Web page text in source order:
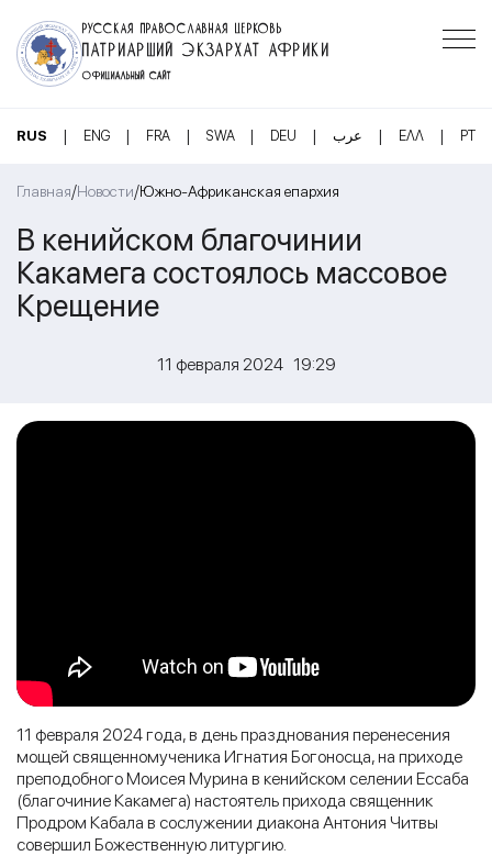
РУССКАЯ ПРАВОСЛАВНАЯ ЦЕРКОВЬ
ПАТРИАРШИЙ ЭКЗАРХАТ АФРИКИ
ОФИЦИАЛЬНЫЙ САЙТ
RUS | ENG | FRA | SWA | DEU | عرب | ΕΛΛ | PT
Главная/Новости/Южно-Африканская епархия
В кенийском благочинии
Какамега состоялось массовое
Крещение
11 февраля 2024 19:29
11 февраля 2024 года, в день празднования перенесения
мощей священномученика Игнатия Богоносца, на приходе
преподобного Моисея Мурина в кенийском селении Ессаба
(благочиние Какамега) настоятель прихода священник
Продром Кабала в сослужении диакона Антония Читвы
совершил Божественную литургию.